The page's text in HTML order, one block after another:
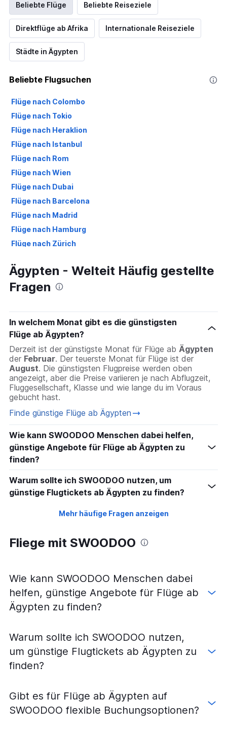
Beliebte Flüge Beliebte Reiseziele
Direktflüge ab Afrika Internationale Reiseziele
Städte in Ägypten
Beliebte Flugsuchen
Flüge nach Colombo
Flüge nach Tokio
Flüge nach Heraklion
Flüge nach Istanbul
Flüge nach Rom
Flüge nach Wien
Flüge nach Dubai
Flüge nach Barcelona
Flüge nach Madrid
Flüge nach Hamburg
Flüge nach Zürich
Flüge nach Düsseldorf
Flüge nach Basel
Ägypten - Welteit Häufig gestellte
Fragen
In welchem Monat gibt es die günstigsten
Flüge ab Ägypten?
Derzeit ist der günstigste Monat für Flüge ab Ägypten
der Februar. Der teuerste Monat für Flüge ist der
August. Die günstigsten Flugpreise werden oben
angezeigt, aber die Preise variieren je nach Abflugzeit,
Fluggesellschaft, Klasse und wie lange du im Voraus
gebucht hast.
Finde günstige Flüge ab Ägypten
Wie kann SWOODOO Menschen dabei helfen,
günstige Angebote für Flüge ab Ägypten zu
finden?
Warum sollte ich SWOODOO nutzen, um
günstige Flugtickets ab Ägypten zu finden?
Mehr häufige Fragen anzeigen
Fliege mit SWOODOO
Wie kann SWOODOO Menschen dabei
helfen, günstige Angebote für Flüge ab
Ägypten zu finden?
Warum sollte ich SWOODOO nutzen,
um günstige Flugtickets ab Ägypten zu
finden?
Gibt es für Flüge ab Ägypten auf
SWOODOO flexible Buchungsoptionen?